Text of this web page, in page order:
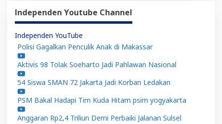
Independen Youtube Channel
Independen YouTube
Polisi Gagalkan Penculik Anak di Makassar
Aktivis 98 Tolak Soeharto Jadi Pahlawan Nasional
54 Siswa SMAN 72 Jakarta Jadi Korban Ledakan
PSM Bakal Hadapi Tim Kuda Hitam psim yogyakarta
Anggaran Rp2,4 Triliun Demi Perbaiki Jalanan Sulsel